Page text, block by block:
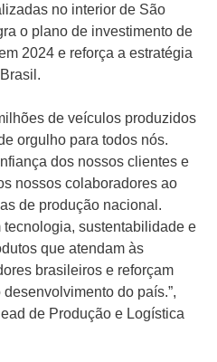
no interior de São
o plano de investimento de
2024 e reforça a estratégia
de veículos produzidos
orgulho para todos nós.
dos nossos clientes e
nossos colaboradores ao
de produção nacional.
sustentabilidade e
que atendam às
brasileiros e reforçam
do país.”,
de Produção e Logística